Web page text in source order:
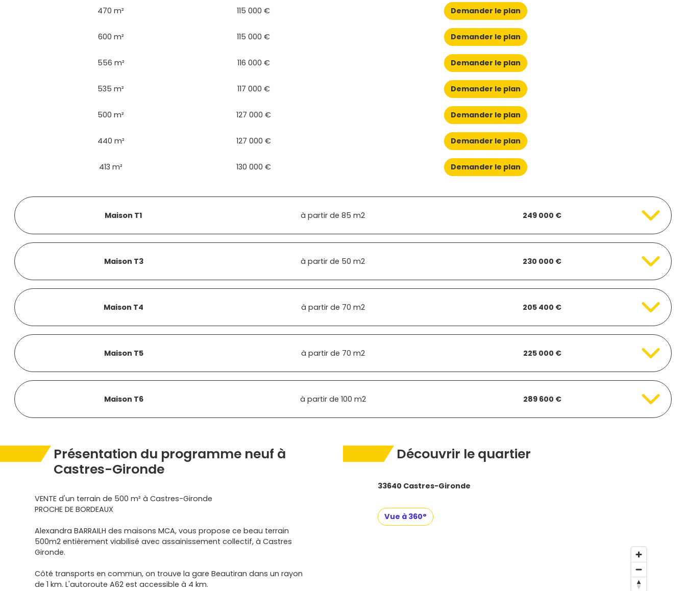
470 m² 115 000 € Demander le plan
600 m² 115 000 € Demander le plan
556 m² 116 000 € Demander le plan
535 m² 117 000 € Demander le plan
500 m² 127 000 € Demander le plan
440 m² 127 000 € Demander le plan
413 m² 130 000 € Demander le plan
Maison T1 à partir de 85 m2 249 000 €
Maison T3 à partir de 50 m2 230 000 €
Maison T4 à partir de 70 m2 205 400 €
Maison T5 à partir de 70 m2 225 000 €
Maison T6 à partir de 100 m2 289 600 €
Présentation du programme neuf à
Castres-Gironde
VENTE d'un terrain de 500 m² à Castres-Gironde
PROCHE DE BORDEAUX
Alexandra BARRAILH des maisons MCA, vous propose ce beau terrain
500m2 entièrement viabilisé avec assainissement collectif, à Castres
Gironde.
Côté transports en commun, on trouve la gare Beautiran dans un rayon
de 1 km. L'autoroute A62 est accessible à 4 km.
Découvrir le quartier
33640 Castres-Gironde
Vue à 360°